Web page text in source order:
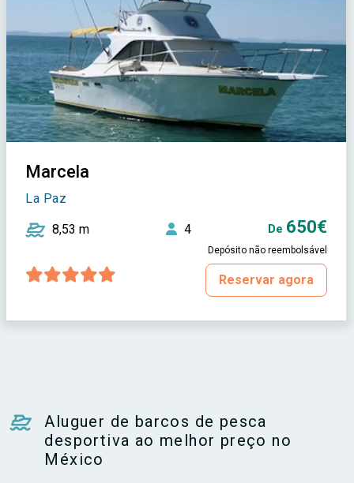
Marcela
La Paz
8,53 m 4 De 650€
Depósito não reembolsável
Reservar agora
Aluguer de barcos de pesca
desportiva ao melhor preço no
México